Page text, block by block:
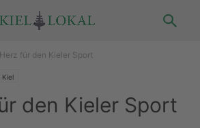
für den Kieler Sport
Kiel
den Kieler Sport